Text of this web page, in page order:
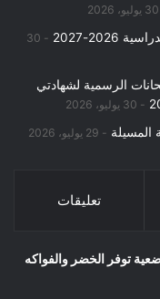
30 يوليو، 2026
2027
30
الرسمية لشهادتي
30 يوليو، 2026
المسيلة 29 يوليو، 2026
تعليقات
توفر الخضر والفواكه